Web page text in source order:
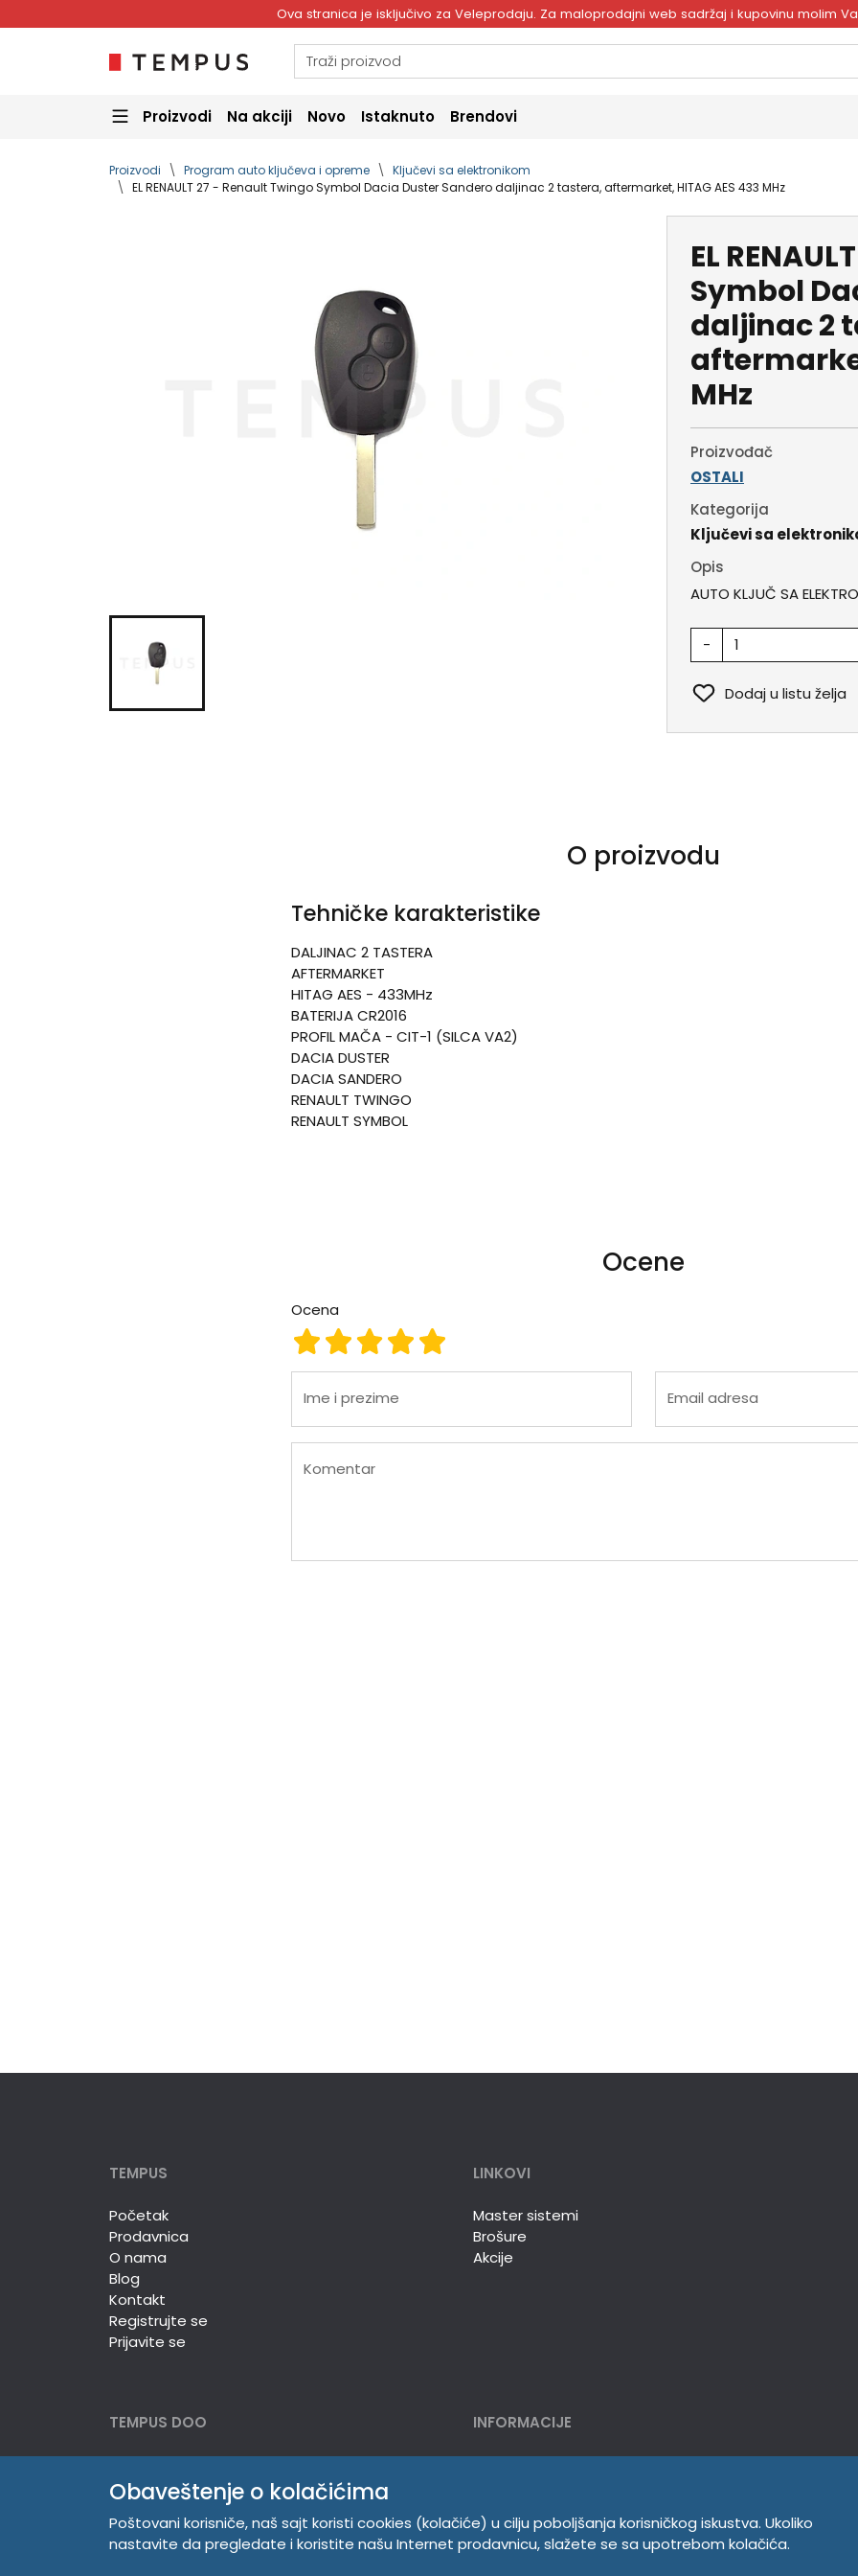
Ova stranica je isključivo za Veleprodaju. Za maloprodajni web sadržaj i kupovinu molim
Proizvodi Na akciji Novo Istaknuto Brendovi
Proizvodi Program auto ključeva i opreme
Ključevi sa elektronikom
EL RENAULT 27 - Renault Twingo Symbol Dacia Duster Sandero daljinac 2 tastera, aftermarket, HITAG AES 433 MHz
EL
Symbol
daljinac 2
MHz
Proizvođač
OSTALI
Kategorija
Ključevi sa
Opis
AUTO KLJUČ SA
-
Dodaj u listu želja
O proizvodu
Tehničke karakteristike
DALJINAC 2 TASTERA
AFTERMARKET
HITAG AES - 433MHz
BATERIJA CR2016
PROFIL MAČA - CIT-1 (SILCA VA2)
DACIA DUSTER
DACIA SANDERO
RENAULT TWINGO
RENAULT SYMBOL
Ocene
Ocena
Ocena 5
Ocena 4
Ocena 3
Ocena 2
Ocena 1
Ime i prezime Email adresa
Komentar
TEMPUS
Početak
Prodavnica
O nama
Blog
Kontakt
Registrujte se
Prijavite se
LINKOVI
Master sistemi
Brošure
Akcije
TEMPUS DOO
Novi Sad, Srbija
381 21 529 883
Mobilni:381 63 529 608
PIB 104345469
INFORMACIJE
Obaveštenje o kolačićima
Poštovani korisniče, naš sajt koristi cookies (kolačiće) u cilju poboljšanja korisničkog iskustva. Ukoliko
nastavite da pregledate i koristite našu Internet prodavnicu, slažete se sa upotrebom kolačića.